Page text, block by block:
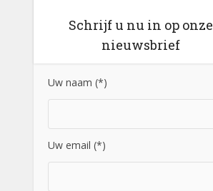
Schrijf u nu in op onze
nieuwsbrief
Uw naam (*)
Uw email (*)